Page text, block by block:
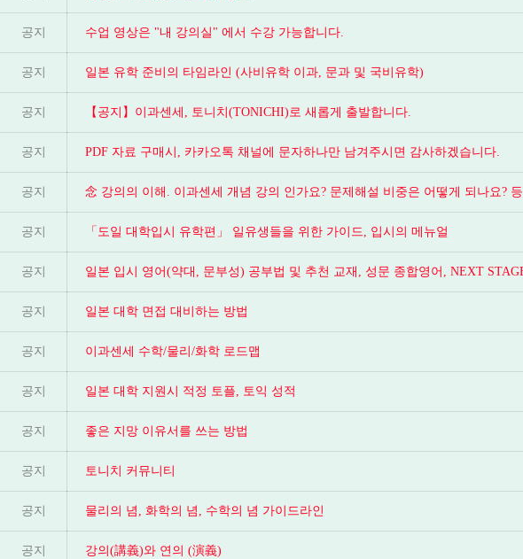
공지 수업 영상은 "내 강의실" 에서 수강 가능합니다.
공지 일본 유학 준비의 타임라인 (사비유학 이과, 문과 및 국비유학)
공지 【공지】이과센세, 토니치(TONICHI)로 새롭게 출발합니다.
공지 PDF 자료 구매시, 카카오톡 채널에 문자하나만 남겨주시면 감사하겠습니다.
공지 念 강의의 이해. 이과센세 개념 강의 인가요? 문제해설 비중은 어떻게 되나요? 등
공지 「도일 대학입시 유학편」 일유생들을 위한 가이드, 입시의 메뉴얼
공지
공지 일본 대학 면접 대비하는 방법
공지 이과센세 수학/물리/화학 로드맵
공지 일본 대학 지원시 적정 토플, 토익 성적
공지 좋은 지망 이유서를 쓰는 방법
공지 토니치 커뮤니티
공지 물리의 념, 화학의 념, 수학의 념 가이드라인
공지 강의(講義)와 연의 (演義)